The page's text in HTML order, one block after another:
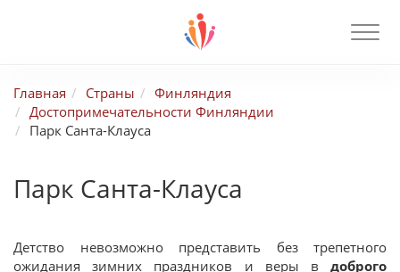
Главная Страны
Финляндия
Достопримечательности Финляндии
Парк Санта-Клауса
Парк Санта-Клауса
Детство невозможно представить без трепетного
ожидания зимних праздников и веры в доброго